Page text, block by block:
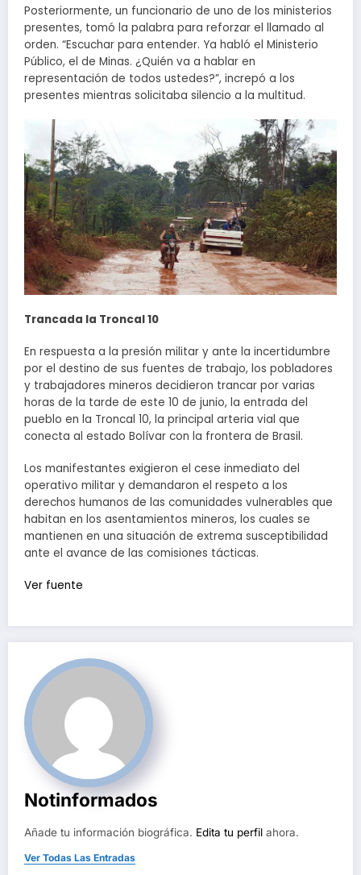
Posteriormente, un funcionario de uno de los ministerios
presentes, tomó la palabra para reforzar el llamado al
orden. “Escuchar para entender. Ya habló el Ministerio
Público, el de Minas. ¿Quién va a hablar en
representación de todos ustedes?”, increpó a los
presentes mientras solicitaba silencio a la multitud.
Trancada la Troncal 10
En respuesta a la presión militar y ante la incertidumbre
por el destino de sus fuentes de trabajo, los pobladores
y trabajadores mineros decidieron trancar por varias
horas de la tarde de este 10 de junio, la entrada del
pueblo en la Troncal 10, la principal arteria vial que
conecta al estado Bolívar con la frontera de Brasil.
Los manifestantes exigieron el cese inmediato del
operativo militar y demandaron el respeto a los
derechos humanos de las comunidades vulnerables que
habitan en los asentamientos mineros, los cuales se
mantienen en una situación de extrema susceptibilidad
ante el avance de las comisiones tácticas.
Ver fuente
Notinformados
Añade tu información biográfica. Edita tu perfil ahora.
Ver Todas Las Entradas